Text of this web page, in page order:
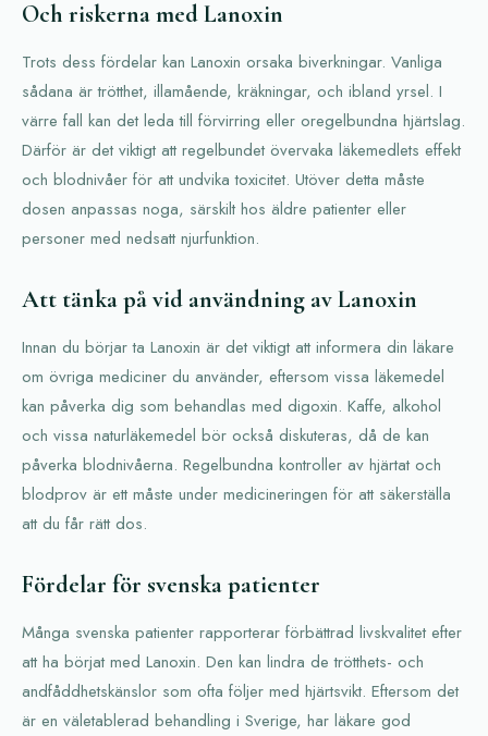
Och riskerna med Lanoxin
Trots dess fördelar kan Lanoxin orsaka biverkningar. Vanliga
sådana är trötthet, illamående, kräkningar, och ibland yrsel. I
värre fall kan det leda till förvirring eller oregelbundna hjärtslag.
Därför är det viktigt att regelbundet övervaka läkemedlets effekt
och blodnivåer för att undvika toxicitet. Utöver detta måste
dosen anpassas noga, särskilt hos äldre patienter eller
personer med nedsatt njurfunktion.
Att tänka på vid användning av Lanoxin
Innan du börjar ta Lanoxin är det viktigt att informera din läkare
om övriga mediciner du använder, eftersom vissa läkemedel
kan påverka dig som behandlas med digoxin. Kaffe, alkohol
och vissa naturläkemedel bör också diskuteras, då de kan
påverka blodnivåerna. Regelbundna kontroller av hjärtat och
blodprov är ett måste under medicineringen för att säkerställa
att du får rätt dos.
Fördelar för svenska patienter
Många svenska patienter rapporterar förbättrad livskvalitet efter
att ha börjat med Lanoxin. Den kan lindra de trötthets- och
andfåddhetskänslor som ofta följer med hjärtsvikt. Eftersom det
är en väletablerad behandling i Sverige, har läkare god